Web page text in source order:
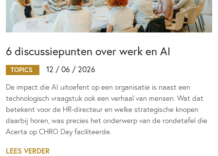
6 discussiepunten over werk en AI
TOPICS 12 / 06 / 2026
De impact die AI uitoefent op een organisatie is naast een
technologisch vraagstuk ook een verhaal van mensen. Wat dat
betekent voor de HR-directeur en welke strategische knopen
daarbij horen, was precies het onderwerp van de rondetafel die
Acerta op CHRO Day faciliteerde.
LEES VERDER